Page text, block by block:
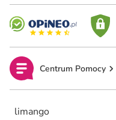
Centrum Pomocy
limango